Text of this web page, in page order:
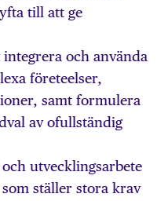
till att ge
och använda
företeelser,
samt formulera
av ofullständig
utvecklingsarbete
ställer stora krav